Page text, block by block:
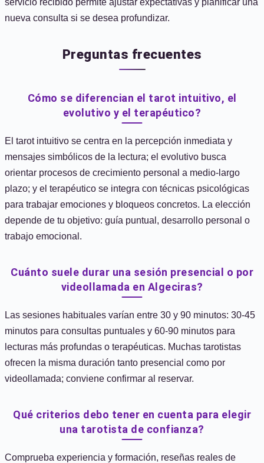
servicio recibido permite ajustar expectativas y planificar una
nueva consulta si se desea profundizar.
Preguntas frecuentes
Cómo se diferencian el tarot intuitivo, el
evolutivo y el terapéutico?
El tarot intuitivo se centra en la percepción inmediata y
mensajes simbólicos de la lectura; el evolutivo busca
orientar procesos de crecimiento personal a medio-largo
plazo; y el terapéutico se integra con técnicas psicológicas
para trabajar emociones y bloqueos concretos. La elección
depende de tu objetivo: guía puntual, desarrollo personal o
trabajo emocional.
Cuánto suele durar una sesión presencial o por
videollamada en Algeciras?
Las sesiones habituales varían entre 30 y 90 minutos: 30-45
minutos para consultas puntuales y 60-90 minutos para
lecturas más profundas o terapéuticas. Muchas tarotistas
ofrecen la misma duración tanto presencial como por
videollamada; conviene confirmar al reservar.
Qué criterios debo tener en cuenta para elegir
una tarotista de confianza?
Comprueba experiencia y formación, reseñas reales de